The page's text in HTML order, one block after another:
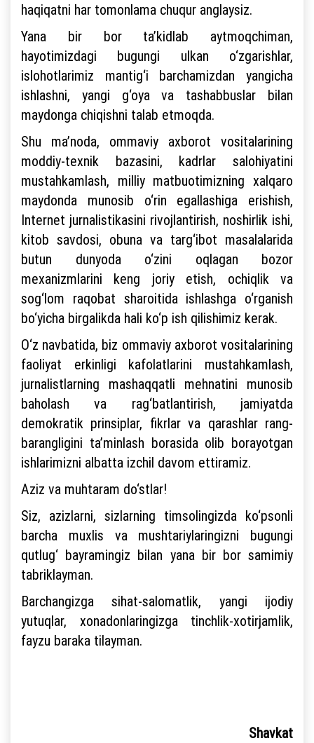
haqiqatni har tomonlama chuqur anglaysiz.
Yana bir bor ta’kidlab aytmoqchiman,
hayotimizdagi bugungi ulkan o‘zgarishlar,
islohotlarimiz mantig‘i barchamizdan yangicha
ishlashni, yangi g‘oya va tashabbuslar bilan
maydonga chiqishni talab etmoqda.
Shu ma’noda, ommaviy axborot vositalarining
moddiy-texnik bazasini, kadrlar salohiyatini
mustahkamlash, milliy matbuotimizning xalqaro
maydonda munosib o‘rin egallashiga erishish,
Internet jurnalistikasini rivojlantirish, noshirlik ishi,
kitob savdosi, obuna va targ‘ibot masalalarida
butun dunyoda o‘zini oqlagan bozor
mexanizmlarini keng joriy etish, ochiqlik va
sog‘lom raqobat sharoitida ishlashga o‘rganish
bo‘yicha birgalikda hali ko‘p ish qilishimiz kerak.
O‘z navbatida, biz ommaviy axborot vositalarining
faoliyat erkinligi kafolatlarini mustahkamlash,
jurnalistlarning mashaqqatli mehnatini munosib
baholash va rag‘batlantirish, jamiyatda
demokratik prinsiplar, fikrlar va qarashlar rang-
barangligini ta’minlash borasida olib borayotgan
ishlarimizni albatta izchil davom ettiramiz.
Aziz va muhtaram do‘stlar!
Siz, azizlarni, sizlarning timsolingizda ko‘psonli
barcha muxlis va mushtariylaringizni bugungi
qutlug‘ bayramingiz bilan yana bir bor samimiy
tabriklayman.
Barchangizga sihat-salomatlik, yangi ijodiy
yutuqlar, xonadonlaringizga tinchlik-xotirjamlik,
fayzu baraka tilayman.
Shavkat